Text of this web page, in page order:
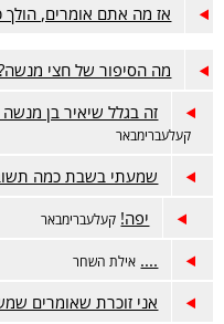
אז מה אתם אומרים, הולך
מה הסיפור של חצי
זה בגלל שיאיר בן
קעלעברימבאר
שמעתי בשבת כמה
יפה! קעלעברימבאר
.... אילת השחר
אני זוכרת שאומרים